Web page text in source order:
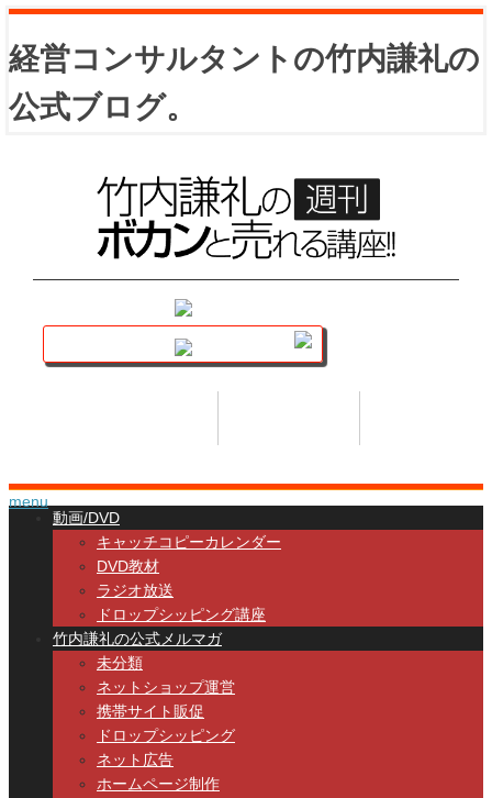
経営コンサルタントの竹内謙礼の
公式ブログ。
menu
動画/DVD
キャッチコピーカレンダー
DVD教材
ラジオ放送
ドロップシッピング講座
竹内謙礼の公式メルマガ
未分類
ネットショップ運営
携帯サイト販促
ドロップシッピング
ネット広告
ホームページ制作